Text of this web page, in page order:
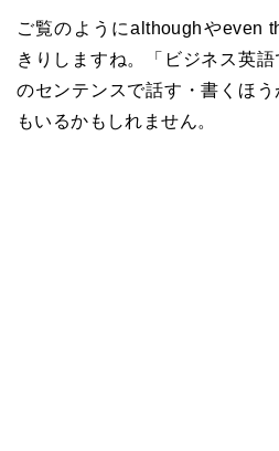
ご覧のようにalthoughやeven
きりしますね。「ビジネス英
のセンテンスで話す・書くほ
もいるかもしれません。